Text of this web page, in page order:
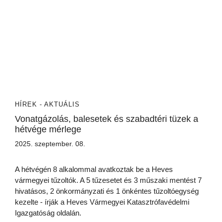
HÍREK - AKTUÁLIS
Vonatgázolás, balesetek és szabadtéri tüzek a
hétvége mérlege
2025. szeptember. 08.
A hétvégén 8 alkalommal avatkoztak be a Heves
vármegyei tűzoltók. A 5 tűzesetet és 3 műszaki mentést 7
hivatásos, 2 önkormányzati és 1 önkéntes tűzoltóegység
kezelte - írják a Heves Vármegyei Katasztrófavédelmi
Igazgatóság oldalán.